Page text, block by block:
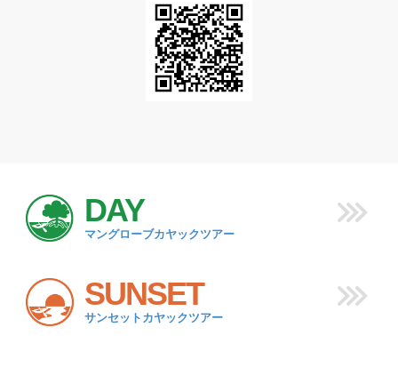
DAY
マングローブカヤックツアー
SUNSET
サンセットカヤックツアー